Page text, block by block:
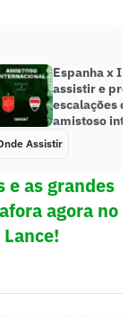
Espanha x
assistir e
escalações
amistoso
Assistir
e as grandes
agora no